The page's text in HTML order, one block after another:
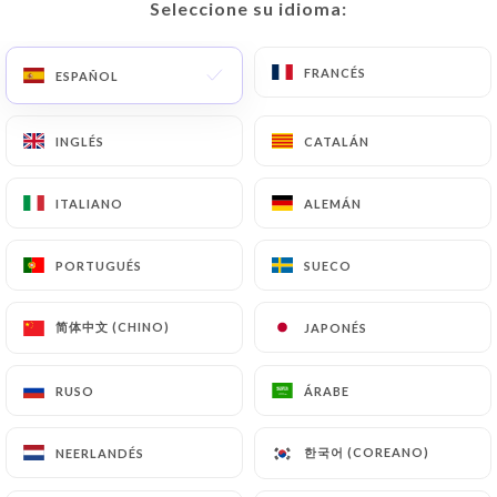
Seleccione su idioma:
ESPAÑOL FRANCÉS
INGLÉS CATALÁN
ITALIANO ALEMÁN
PORTUGUÉS SUECO
简体中文 (CHINO) JAPONÉS
RUSO ÁRABE
NEERLANDÉS 한국어 (COREANO)
INICIO/ CONTACTO
Comptoir Saint Nizier
Seleccione su idioma:
ESPAÑOL FRANCÉS
INGLÉS CATALÁN
ITALIANO ALEMÁN
PORTUGUÉS SUECO
简体中文 (CHINO) JAPONÉS
RUSO ÁRABE
NEERLANDÉS 한국어 (COREANO)